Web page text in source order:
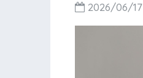
2026/06/17